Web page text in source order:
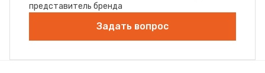
представитель бренда
Задать вопрос